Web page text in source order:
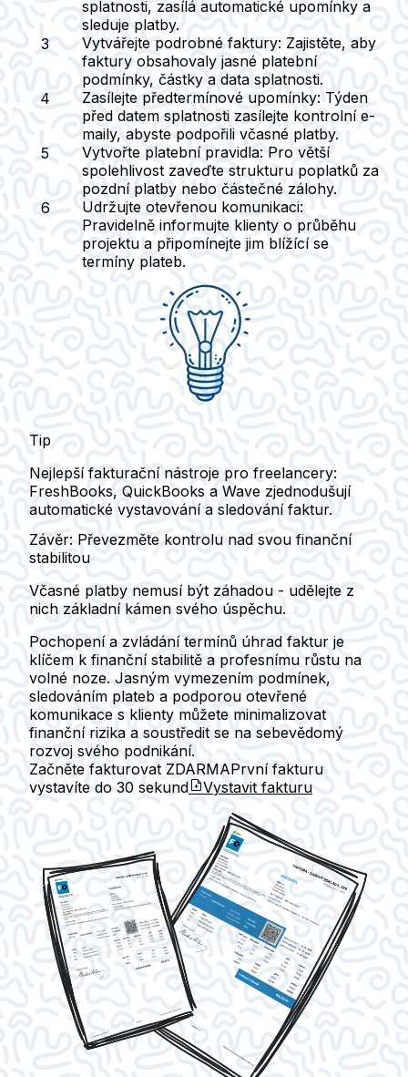
splatnosti, zasílá automatické upomínky a
sleduje platby.
Vytvářejte podrobné faktury: Zajistěte, aby
faktury obsahovaly jasné platební
podmínky, částky a data splatnosti.
Zasílejte předtermínové upomínky: Týden
před datem splatnosti zasílejte kontrolní e-
maily, abyste podpořili včasné platby.
Vytvořte platební pravidla: Pro větší
spolehlivost zaveďte strukturu poplatků za
pozdní platby nebo částečné zálohy.
Udržujte otevřenou komunikaci:
Pravidelně informujte klienty o průběhu
projektu a připomínejte jim blížící se
termíny plateb.
Tip
Nejlepší fakturační nástroje pro freelancery:
FreshBooks, QuickBooks a Wave zjednodušují
automatické vystavování a sledování faktur.
Závěr: Převezměte kontrolu nad svou finanční
stabilitou
Včasné platby nemusí být záhadou - udělejte z
nich základní kámen svého úspěchu.
Pochopení a zvládání termínů úhrad faktur je
klíčem k finanční stabilitě a profesnímu růstu na
volné noze. Jasným vymezením podmínek,
sledováním plateb a podporou otevřené
komunikace s klienty můžete minimalizovat
finanční rizika a soustředit se na sebevědomý
rozvoj svého podnikání.
Začněte fakturovat ZDARMAPrvní fakturu
vystavíte do 30 sekund Vystavit fakturu